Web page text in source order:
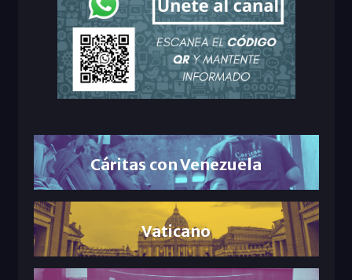
Cáritas con Venezuela
Vaticano